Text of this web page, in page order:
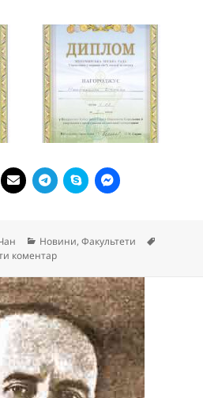
Категорії
Новини,Факультети
коментардо 1-ше місце у Відкритому